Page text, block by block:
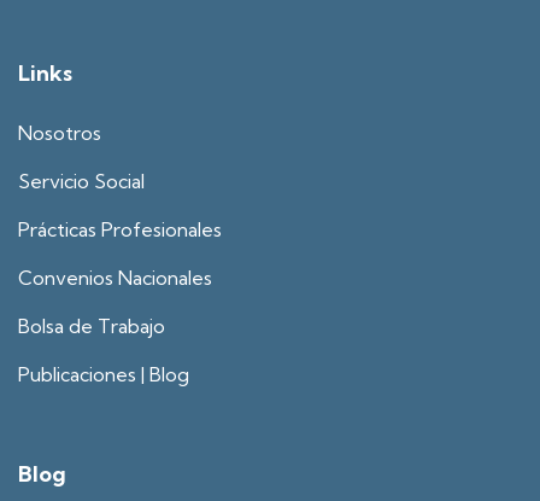
Links
Nosotros
Servicio Social
Prácticas Profesionales
Convenios Nacionales
Bolsa de Trabajo
Publicaciones | Blog
Blog